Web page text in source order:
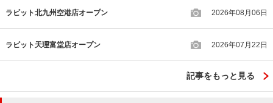
ラビット北九州空港店オープン 2026年08月06日
ラビット天理富堂店オープン 2026年07月22日
記事をもっと見る